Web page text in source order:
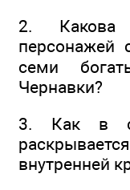
2. Какова
семи
Чернавки?
3. Как в
внутренней